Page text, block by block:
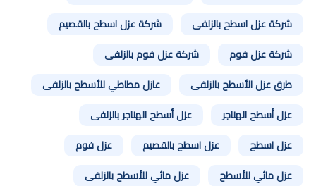
شركة عزل اسطح بالزلفى شركة عزل اسطح بالقصيم
شركة عزل فوم شركة عزل فوم بالزلفى
طرق عزل الأسطح بالزلفى عازل مطاطي للأسطح بالزلفى
عزل أسطح الهناجر عزل أسطح الهناجر بالزلفى
عزل اسطح عزل اسطح بالقصيم عزل فوم
عزل مائي للأسطح عزل مائي للأسطح بالزلفى